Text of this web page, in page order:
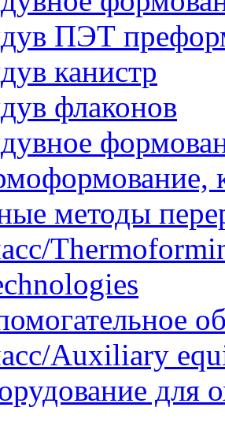
ПЭТ
канистр
флаконов
методы
Auxiliary
для